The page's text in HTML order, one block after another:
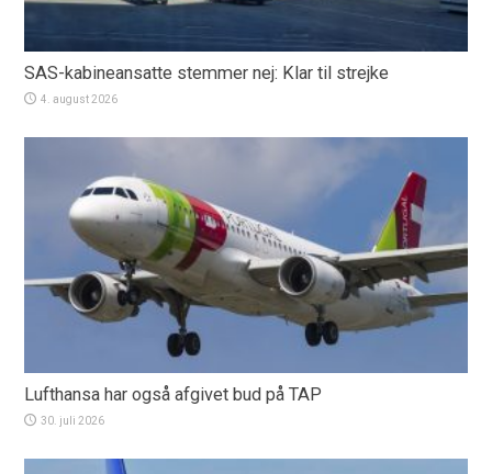
SAS-kabineansatte stemmer nej: Klar til strejke
4. august 2026
Lufthansa har også afgivet bud på TAP
30. juli 2026